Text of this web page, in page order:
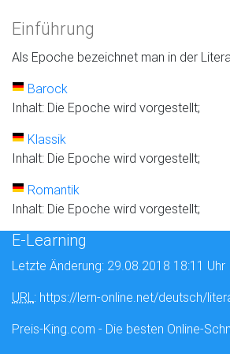
Einführung
Als Epoche bezeichnet man in der
Barock
Inhalt: Die Epoche wird vorgestellt;
Klassik
Inhalt: Die Epoche wird vorgestellt;
Romantik
Inhalt: Die Epoche wird vorgestellt;
E-Learning
Letzte Änderung: 29.08.2018 18:11 Uhr
URL: https://lern-online.net/deutsch/
Preis-King.com - Die besten Online-